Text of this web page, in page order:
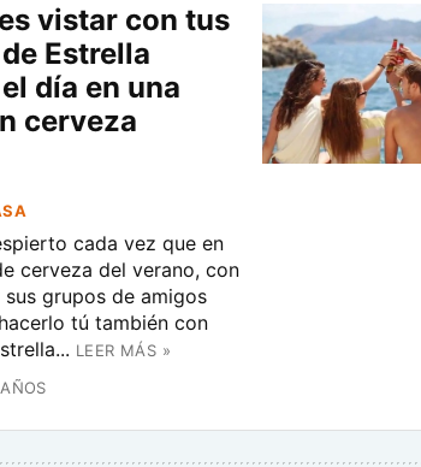
vistar con tus
Estrella
día en una
cerveza
cada vez que en
cerveza del verano, con
grupos de amigos
tú también con
LEER MÁS »